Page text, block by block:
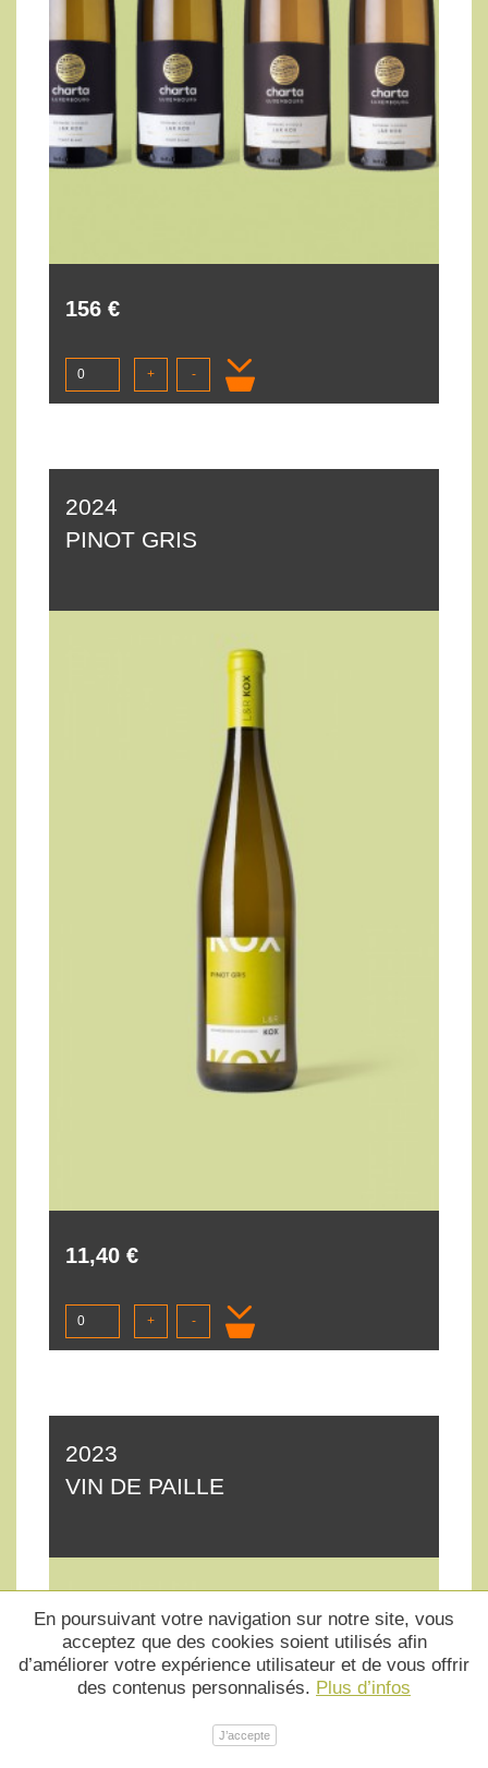
156 €
+ -
2024
PINOT GRIS
11,40 €
+ -
2023
VIN DE PAILLE
En poursuivant votre navigation sur notre site, vous
acceptez que des cookies soient utilisés afin
d’améliorer votre expérience utilisateur et de vous offrir
des contenus personnalisés. Plus d’infos
J’accepte